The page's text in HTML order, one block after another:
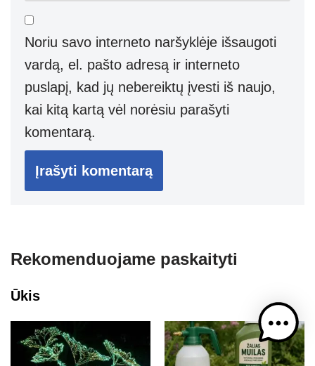
Noriu savo interneto naršyklėje išsaugoti
vardą, el. pašto adresą ir interneto
puslapį, kad jų nebereiktų įvesti iš naujo,
kai kitą kartą vėl norėsiu parašyti
komentarą.
Rekomenduojame paskaityti
Ūkis